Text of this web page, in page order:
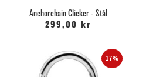
Anchorchain Clicker - Stål
299,00 kr
17%